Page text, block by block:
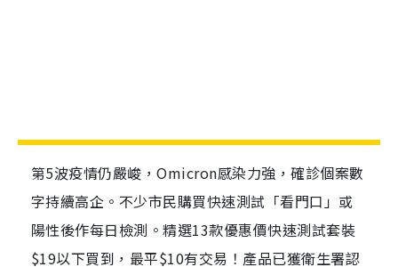
第5波疫情仍嚴峻，Omicron感染力強，確診個案數
字持續高企。不少市民購買快速測試「看門口」或
陽性後作每日檢測。精選13款優惠價快速測試套裝
$19以下買到，最平$10有交易！產品已獲衛生署認